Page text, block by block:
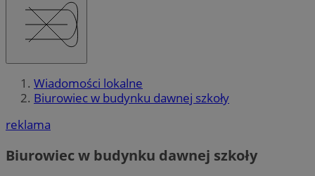
Wiadomości lokalne
Biurowiec w budynku dawnej szkoły
reklama
Biurowiec w budynku dawnej szkoły